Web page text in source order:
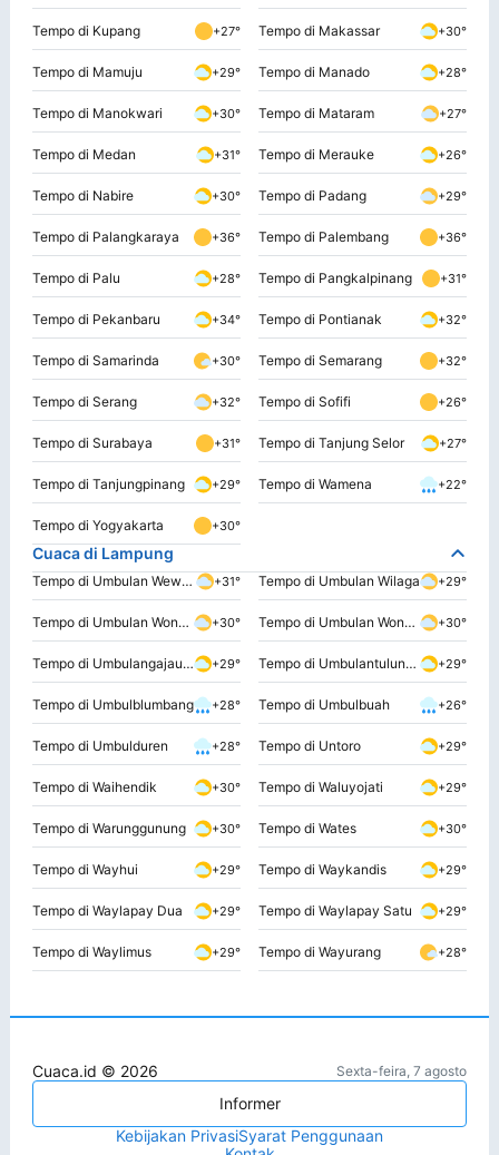
Tempo di Kupang +27° Tempo di Makassar +30°
Tempo di Mamuju +29° Tempo di Manado +28°
Tempo di Manokwari +30° Tempo di Mataram +27°
Tempo di Medan +31° Tempo di Merauke +26°
Tempo di Nabire +30° Tempo di Padang +29°
Tempo di Palangkaraya +36° Tempo di Palembang +36°
Tempo di Palu +28° Tempo di Pangkalpinang +31°
Tempo di Pekanbaru +34° Tempo di Pontianak +32°
Tempo di Samarinda +30° Tempo di Semarang +32°
Tempo di Serang +32° Tempo di Sofifi +26°
Tempo di Surabaya +31° Tempo di Tanjung Selor +27°
Tempo di Tanjungpinang +29° Tempo di Wamena +22°
Tempo di Yogyakarta +30°
Cuaca di Lampung
Tempo di Umbulan Wewangtakal +31° Tempo di Umbulan Wilaga +29°
Tempo di Umbulan Wonogiri Dua +30° Tempo di Umbulan Wonogiri Satu +30°
Tempo di Umbulangajau Satu +29° Tempo di Umbulantulungjulak +29°
Tempo di Umbulblumbang +28° Tempo di Umbulbuah +26°
Tempo di Umbulduren +28° Tempo di Untoro +29°
Tempo di Waihendik +30° Tempo di Waluyojati +29°
Tempo di Warunggunung +30° Tempo di Wates +30°
Tempo di Wayhui +29° Tempo di Waykandis +29°
Tempo di Waylapay Dua +29° Tempo di Waylapay Satu +29°
Tempo di Waylimus +29° Tempo di Wayurang +28°
Cuaca.id © 2026 Sexta-feira, 7 agosto
Informer
Kebijakan PrivasiSyarat Penggunaan